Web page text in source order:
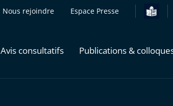
Nous rejoindre Espace Presse
Avis consultatifs Publications &